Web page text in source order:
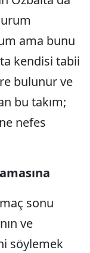
Yozgat
Zonguldak
Bayburt
Karaman
Batman
Bartın
Ardahan
ama bunu
ta kendisi tabii
bulunur ve
bu takım;
nefes
sonu
ve
söylemek